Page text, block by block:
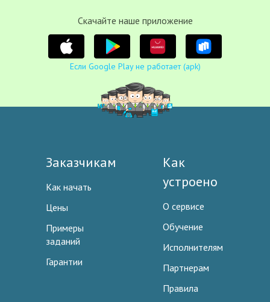
Cкачайте наше приложение
Если Google Play не работает (apk)
Заказчикам
Как начать
Цены
Примеры
заданий
Гарантии
Как
устроено
О сервисе
Обучение
Исполнителям
Партнерам
Правила